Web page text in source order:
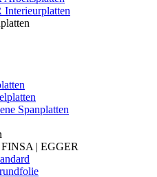
Interieurplatten
Spanplatten
| EGGER